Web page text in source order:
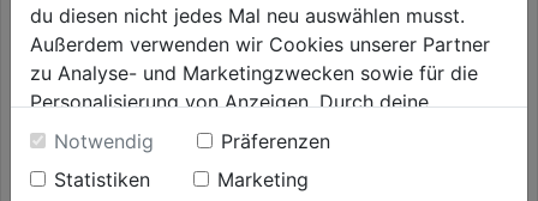
du diesen nicht jedes Mal neu auswählen musst.
Außerdem verwenden wir Cookies unserer Partner
zu Analyse- und Marketingzwecken sowie für die
Personalisierung von Anzeigen. Durch deine
Einwilligung werden die Daten von Drittanbieter,
unter anderem auch in den USA, verarbeitet.
Durch Klick auf "Alle Cookies erlauben" stimmst du
Notwendig
Präferenzen
Statistiken
Marketing